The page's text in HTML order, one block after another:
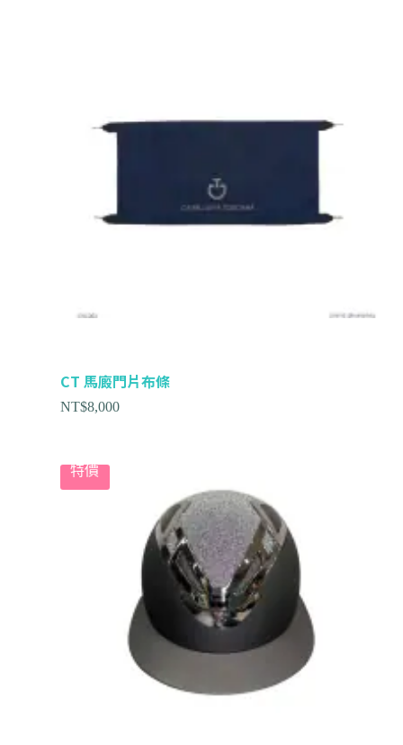
CT 馬廄門片布條
NT$8,000
特價